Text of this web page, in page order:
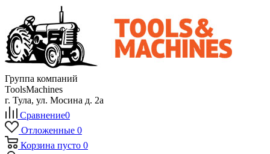
Группа компаний
ToolsMachines
г. Тула, ул. Мосина д. 2а
Сравнение0
Отложенные 0
Корзина пусто 0